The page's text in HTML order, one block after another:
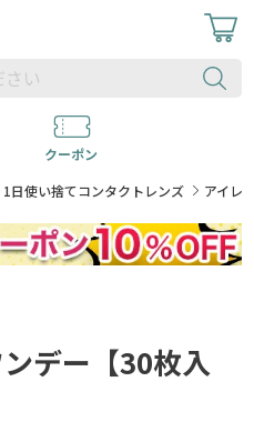
クーポン
1日使い捨てコンタクトレンズ アイレ
デー【30枚入